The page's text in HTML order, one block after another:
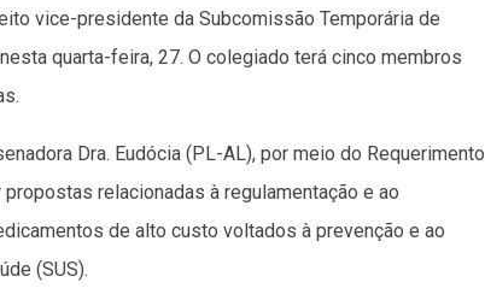
vice-presidente da Subcomissão Temporária de
quarta-feira, 27. O colegiado terá cinco membros
Dra. Eudócia (PL-AL), por meio do Requerimento
relacionadas à regulamentação e ao
de alto custo voltados à prevenção e ao
(SUS).